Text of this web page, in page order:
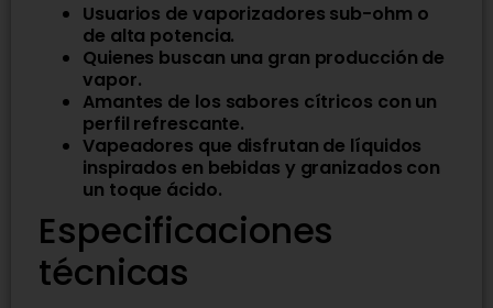
Usuarios de vaporizadores sub-ohm o
de alta potencia.
Quienes buscan una gran producción de
vapor.
Amantes de los sabores cítricos con un
perfil refrescante.
Vapeadores que disfrutan de líquidos
inspirados en bebidas y granizados con
un toque ácido.
Especificaciones
técnicas